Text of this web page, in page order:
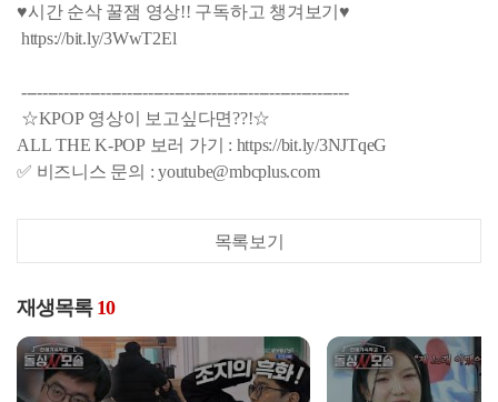
♥시간 순삭 꿀잼 영상!! 구독하고 챙겨보기♥
https://bit.ly/3WwT2El
--------------------------------------------------------------
☆KPOP 영상이 보고싶다면??!☆
ALL THE K-POP 보러 가기 : https://bit.ly/3NJTqeG
✅ 비즈니스 문의 : youtube@mbcplus.com
목록보기
재생목록 10